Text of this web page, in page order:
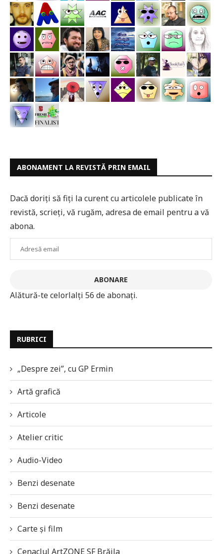
ABONAMENT LA REVISTĂ PRIN EMAIL
Dacă doriți să fiți la curent cu articolele publicate în
revistă, scrieți, vă rugăm, adresa de email pentru a vă
abona.
Adresă
ABONARE
Alătură-te celorlalți 56 de abonați.
RUBRICI
„Despre zei”, cu GP Ermin
Artă grafică
Articole
Atelier critic
Audio-Video
Benzi desenate
Benzi desenate
Carte și film
Cenaclul ArtZONE SF Brăila